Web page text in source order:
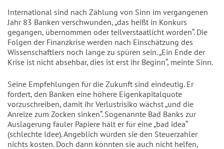
International sind nach Zählung von Sinn im vergangenen
Jahr 83 Banken verschwunden, „das heißt in Konkurs
gegangen, übernommen oder teilverstaatlicht worden“. Die
Folgen der Finanzkrise werden nach Einschätzung des
Wissenschaftlers noch lange zu spüren sein. „Ein Ende der
Krise ist nicht absehbar, dies ist erst ihr Beginn“, meinte Sinn.
Seine Empfehlungen für die Zukunft sind eindeutig. Er
fordert, den Banken eine höhere Eigenkapitalquote
vorzuschreiben, damit ihr Verlustrisiko wächst „und die
Anreize zum Zocken sinken“. Sogenannte Bad Banks zur
Auslagerung fauler Papiere hält er für eine „bad idea“
(schlechte Idee). Angeblich würden sie den Steuerzahler
nichts kosten. Doch dann könnten sie auch nicht helfen,